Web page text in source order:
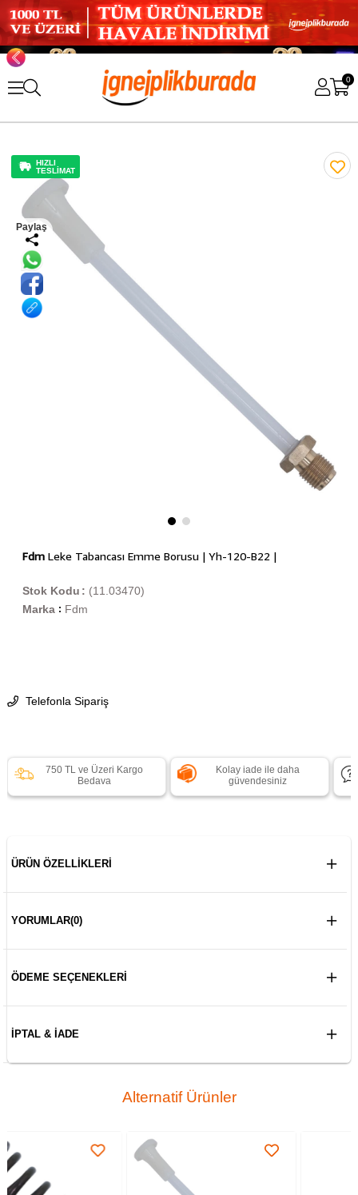
0
HIZLI
TESLİMAT
Paylaş
FdmLeke Tabancası Emme Borusu | Yh-120-B22 |
(11.03470)
Stok Kodu
Marka : Fdm
Telefonla Sipariş
750 TL ve Üzeri Kargo
Bedava
Kolay iade ile daha
güvendesiniz
ÜRÜN ÖZELLIKLERI
YORUMLAR(0)
ÖDEME SEÇENEKLERI
İPTAL & İADE
Alternatif Ürünler